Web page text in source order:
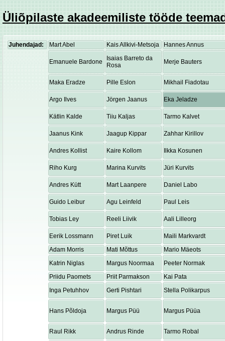
Üliõpilaste akadeemiliste tööde
Juhendajad: Mart Abel Kais Allkivi-Metsoja Hannes Annus
Emanuele Bardone
Isaias Barreto da
Rosa
Merje Bauters
Maka Eradze Pille Eslon Mikhail Fiadotau
Argo Ilves Jörgen Jaanus Eka Jeladze
Kätlin Kalde Tiiu Kaljas Tarmo Kalvet
Jaanus Kink Jaagup Kippar Zahhar Kirillov
Andres Kollist Kaire Kollom Ilkka Kosunen
Riho Kurg Marina Kurvits Jüri Kurvits
Andres Kütt Mart Laanpere Daniel Labo
Guido Leibur Agu Leinfeld Paul Leis
Tobias Ley Reeli Liivik Aali Lilleorg
Eerik Lossmann Piret Luik
Maili Markvardt
Adam Morris
Mati Mõttus
Mario Mäeots
Katrin Niglas
Margus Noormaa
Peeter Normak
Priidu Paomets
Priit Parmakson
Kai Pata
Inga Petuhhov
Gerti Pishtari Stella Polikarpus
Hans Põldoja Margus Püü Margus Püüa
Raul Rikk Andrus Rinde Tarmo Robal